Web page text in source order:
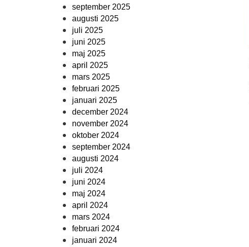
september 2025
augusti 2025
juli 2025
juni 2025
maj 2025
april 2025
mars 2025
februari 2025
januari 2025
december 2024
november 2024
oktober 2024
september 2024
augusti 2024
juli 2024
juni 2024
maj 2024
april 2024
mars 2024
februari 2024
januari 2024